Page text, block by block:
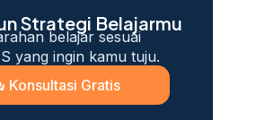
Strategi Belajarmu
belajar sesuai
yang ingin kamu tuju.
Konsultasi Gratis